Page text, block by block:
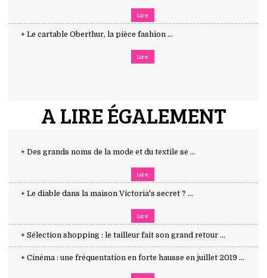
Lire
+ Le cartable Oberthur, la pièce fashion ...
Lire
A LIRE ÉGALEMENT
+ Des grands noms de la mode et du textile se ...
Lire
+ Le diable dans la maison Victoria's secret ? ...
Lire
+ Sélection shopping : le tailleur fait son grand retour ...
+ Cinéma : une fréquentation en forte hausse en juillet 2019 ...